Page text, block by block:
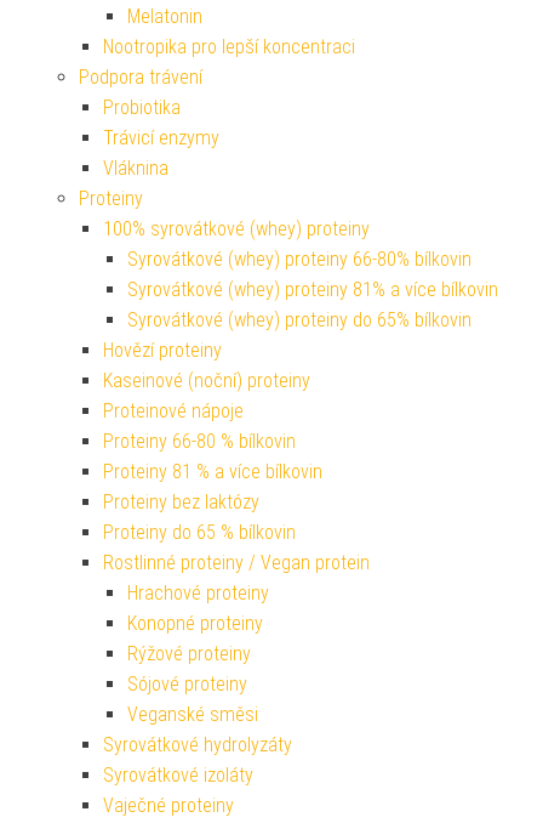
Melatonin
Nootropika pro lepší koncentraci
Podpora trávení
Probiotika
Trávicí enzymy
Vláknina
Proteiny
100% syrovátkové (whey) proteiny
Syrovátkové (whey) proteiny 66-80% bílkovin
Syrovátkové (whey) proteiny 81% a více bílkovin
Syrovátkové (whey) proteiny do 65% bílkovin
Hovězí proteiny
Kaseinové (noční) proteiny
Proteinové nápoje
Proteiny 66-80 % bílkovin
Proteiny 81 % a více bílkovin
Proteiny bez laktózy
Proteiny do 65 % bílkovin
Rostlinné proteiny / Vegan protein
Hrachové proteiny
Konopné proteiny
Rýžové proteiny
Sójové proteiny
Veganské směsi
Syrovátkové hydrolyzáty
Syrovátkové izoláty
Vaječné proteiny